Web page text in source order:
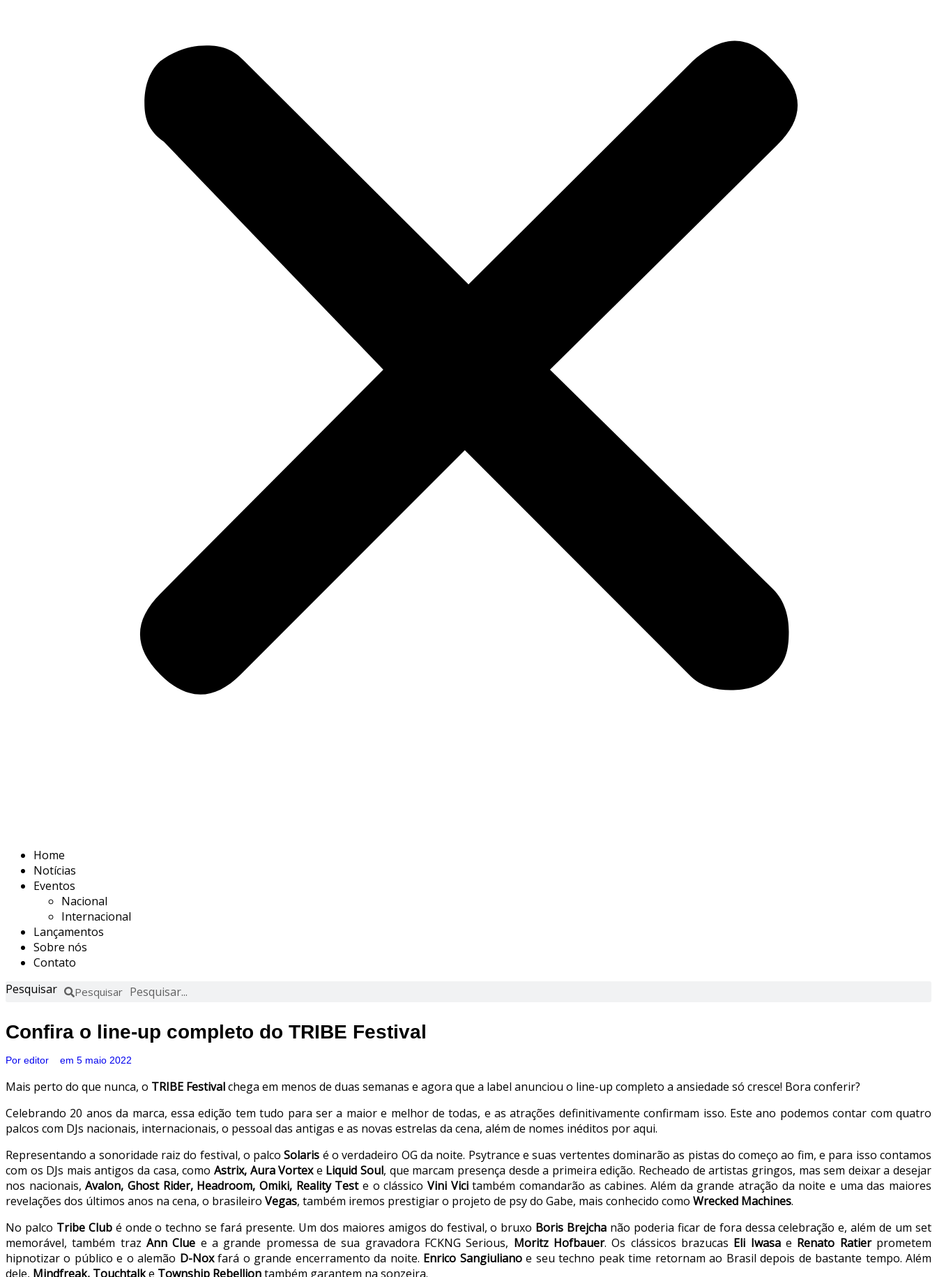
Home
Notícias
Eventos
Nacional
Internacional
Lançamentos
Sobre nós
Contato
Pesquisar
Pesquisar
Confira o line-up completo do TRIBE Festival
Por editor em 5 maio 2022
Mais perto do que nunca, o TRIBE Festivalchega em menos de duas semanas e agora que a label anunciou o line-up completo a ansiedade só cresce! Bora conferir?
Celebrando 20 anos da marca, essa edição tem tudo para ser a maior e melhor de todas, e as atrações definitivamente confirmam isso. Este ano podemos contar com quatro
palcos com DJs nacionais, internacionais, o pessoal das antigas e as novas estrelas da cena, além de nomes inéditos por aqui.
Representando a sonoridade raiz do festival, o palcoSolaris é o verdadeiro OG da noite. Psytrance e suas vertentes dominarão as pistas do começo ao fim, e para isso contamos
com os DJs mais antigos da casa, como Astrix, Aura Vortexe Liquid Soul, que marcam presença desde a primeira edição. Recheado de artistas gringos, mas sem deixar a desejar
nos nacionais,Avalon, Ghost Rider, Headroom, Omiki, Reality Teste o clássicoVini Vicitambém comandarão as cabines. Além da grande atração da noite e uma das maiores
revelações dos últimos anos na cena, o brasileiro Vegas, também iremos prestigiar o projeto de psy do Gabe, mais conhecido como Wrecked Machines.
No palco Tribe Clubé onde o techno se fará presente. Um dos maiores amigos do festival, o bruxo Boris Brejcha não poderia ficar de fora dessa celebração e, além de um set
memorável, também traz Ann Clue e a grande promessa de sua gravadora FCKNG Serious, Moritz Hofbauer. Os clássicos brazucas Eli Iwasae Renato Ratierprometem
hipnotizar o público e o alemão D-Noxfará o grande encerramento da noite. Enrico Sangiulianoe seu techno peak time retornam ao Brasil depois de bastante tempo. Além
dele, Mindfreak, Touchtalke Township Rebelliontambém garantem na sonzeira.